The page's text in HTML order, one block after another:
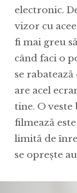
electronic.
vizor cu
fi mai greu
când faci o
se rabatează
are acel
tine. O
filmează
limită de
se oprește